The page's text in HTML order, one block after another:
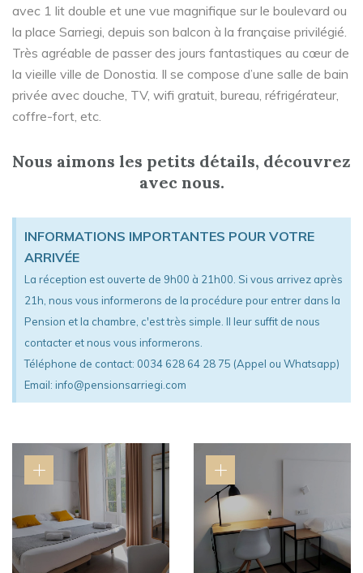
avec 1 lit double et une vue magnifique sur le boulevard ou
la place Sarriegi, depuis son balcon à la française privilégié.
Très agréable de passer des jours fantastiques au cœur de
la vieille ville de Donostia. Il se compose d’une salle de bain
privée avec douche, TV, wifi gratuit, bureau, réfrigérateur,
coffre-fort, etc.
Nous aimons les petits détails, découvrez
avec nous.
INFORMATIONS IMPORTANTES POUR VOTRE
ARRIVÉE
La réception est ouverte de 9h00 à 21h00. Si vous arrivez après
21h, nous vous informerons de la procédure pour entrer dans la
Pension et la chambre, c'est très simple. Il leur suffit de nous
contacter et nous vous informerons.
Téléphone de contact: 0034 628 64 28 75 (Appel ou Whatsapp)
Email: info@pensionsarriegi.com